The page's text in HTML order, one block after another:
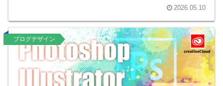
2026.05.10
ブログデザイン